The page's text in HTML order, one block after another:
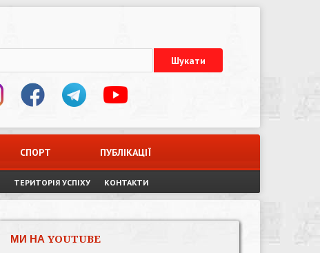
СПОРТ ПУБЛІКАЦІЇ
ТЕРИТОРІЯ УСПІХУ КОНТАКТИ
МИ НА YOUTUBE